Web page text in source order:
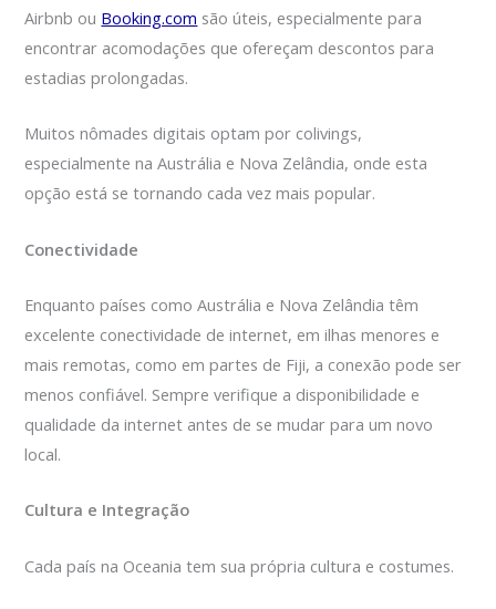
Airbnb ou Booking.com são úteis, especialmente para
encontrar acomodações que ofereçam descontos para
estadias prolongadas.
Muitos nômades digitais optam por colivings,
especialmente na Austrália e Nova Zelândia, onde esta
opção está se tornando cada vez mais popular.
Conectividade
Enquanto países como Austrália e Nova Zelândia têm
excelente conectividade de internet, em ilhas menores e
mais remotas, como em partes de Fiji, a conexão pode ser
menos confiável. Sempre verifique a disponibilidade e
qualidade da internet antes de se mudar para um novo
local.
Cultura e Integração
Cada país na Oceania tem sua própria cultura e costumes.